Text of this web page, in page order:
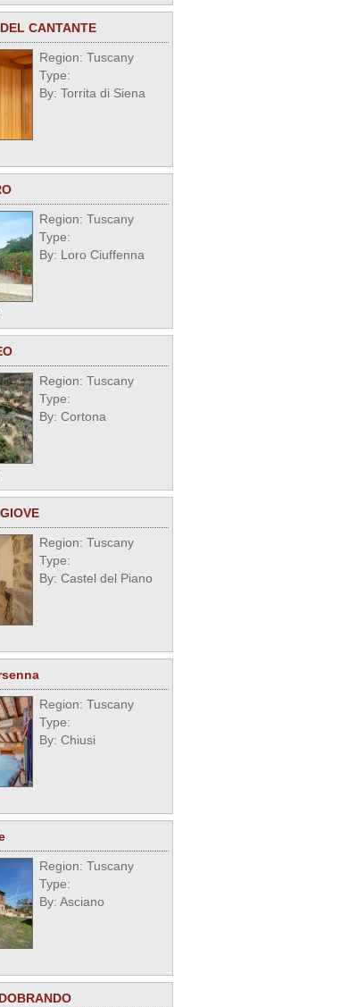
CANTANTE
Region: Tuscany
Type:
By: Torrita di Siena
Region: Tuscany
Type:
By: Loro Ciuffenna
Region: Tuscany
Type:
By: Cortona
Region: Tuscany
Type:
By: Castel del Piano
Region: Tuscany
Type:
By: Chiusi
Region: Tuscany
Type:
By: Asciano